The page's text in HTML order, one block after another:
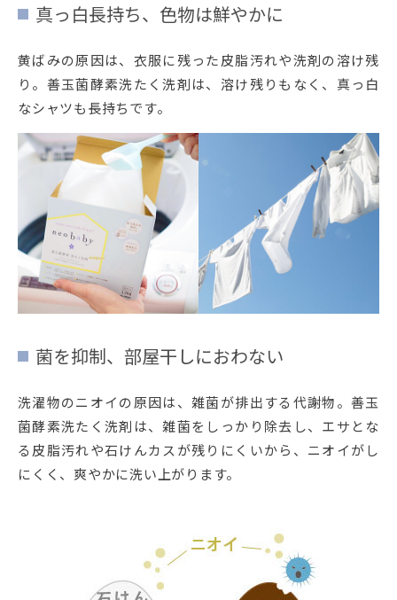
真っ白長持ち、色物は鮮やかに
黄ばみの原因は、衣服に残った皮脂汚れや洗剤の溶け残
り。善玉菌酵素洗たく洗剤は、溶け残りもなく、真っ白
なシャツも長持ちです。
菌を抑制、部屋干しにおわない
洗濯物のニオイの原因は、雑菌が排出する代謝物。善玉
菌酵素洗たく洗剤は、雑菌をしっかり除去し、エサとな
る皮脂汚れや石けんカスが残りにくいから、ニオイがし
にくく、爽やかに洗い上がります。